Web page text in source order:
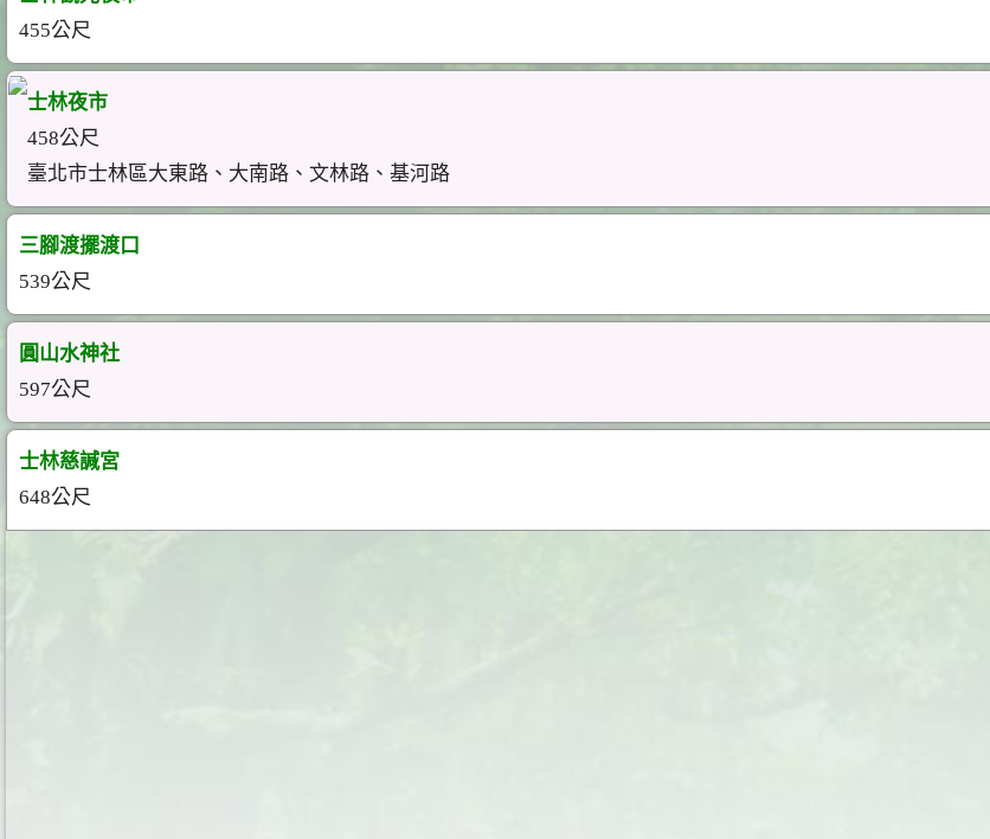
455公尺
士林夜市
458公尺
臺北市士林區大東路、大南路、文林路、基河路
三腳渡擺渡口
539公尺
圓山水神社
597公尺
士林慈諴宮
648公尺